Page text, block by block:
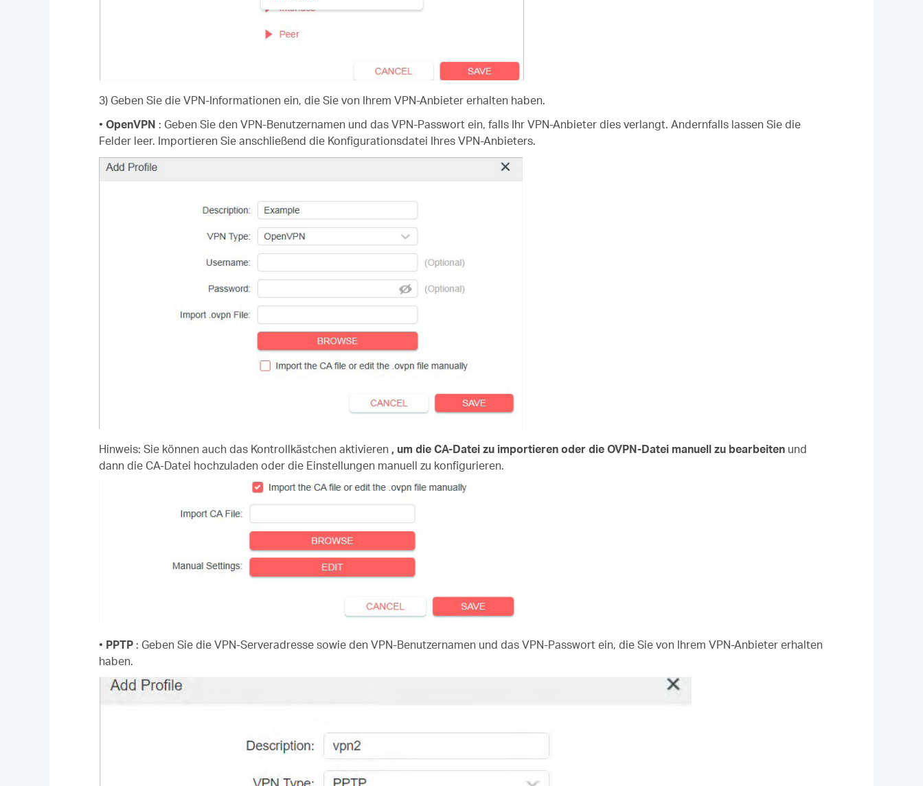
3) Geben Sie die VPN-Informationen ein, die Sie von Ihrem VPN-Anbieter erhalten haben.
• OpenVPN : Geben Sie den VPN-Benutzernamen und das VPN-Passwort ein, falls Ihr VPN-Anbieter dies verlangt. Andernfalls lassen Sie die
Felder leer. Importieren Sie anschließend die Konfigurationsdatei Ihres VPN-Anbieters.
Hinweis: Sie können auch das Kontrollkästchen aktivieren , um die CA-Datei zu importieren oder die OVPN-Datei manuell zu bearbeiten und
dann die CA-Datei hochzuladen oder die Einstellungen manuell zu konfigurieren.
• PPTP : Geben Sie die VPN-Serveradresse sowie den VPN-Benutzernamen und das VPN-Passwort ein, die Sie von Ihrem VPN-Anbieter erhalten
haben.